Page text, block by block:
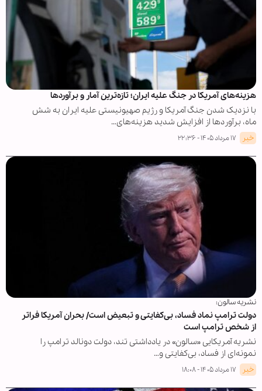
هزینه‌های آمریکا در جنگ علیه ایران؛ تازه‌ترین آمار و برآوردها
با نزدیک شدن جنگ آمریکا و رژیم صهیونیستی علیه ایران به شش
ماه، برآوردها از افزایش شدید هزینه‌های…
خبر ۱۷ مرداد ۱۴۰۵ - ۲۲:۳۶
نشریه سالون:
دولت ترامپ نماد فساد، بی‌کفایتی و تبعیض است/ بحران آمریکا فراتر
از شخص ترامپ است
نشریه آمریکایی «سالون» در یادداشتی تند، دولت دونالد ترامپ را
نمونه‌ای از فساد، بی‌کفایتی و…
خبر ۱۷ مرداد ۱۴۰۵ - ۱۸:۰۸